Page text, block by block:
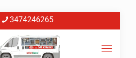
3474246265